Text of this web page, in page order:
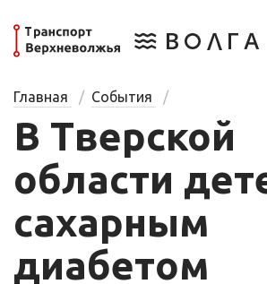
Главная События
В Тверской
области
сахарным
диабетом